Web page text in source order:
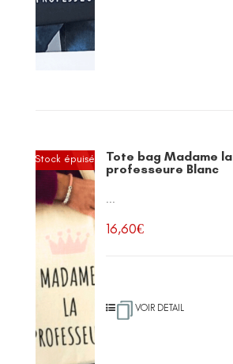
Stock épuisé
Tote bag Madame la
professeure Blanc
...
16,60€
VOIR DETAIL